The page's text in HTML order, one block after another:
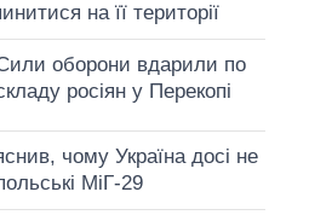
на її території
оборони вдарили по
росіян у Перекопі
чому Україна досі не
МіГ-29